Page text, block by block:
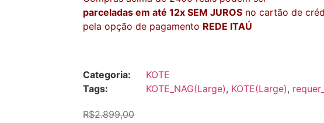
parceladas em até 12x SEM JUROS no cartão de
pela opção de pagamento REDE ITAÚ
Categoria:
KOTE
Tags:
KOTE_NAG(Large), KOTE(Large),
R$2.899,00